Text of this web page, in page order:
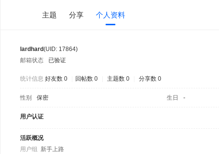
主题 分享 个人资料
lardhard(UID: 17864)
邮箱状态
已验证
统计信息 好友数 0 回帖数 0 主题数 0 分享数 0
性别 保密 生日 -
用户认证
活跃概况
用户组 新手上路